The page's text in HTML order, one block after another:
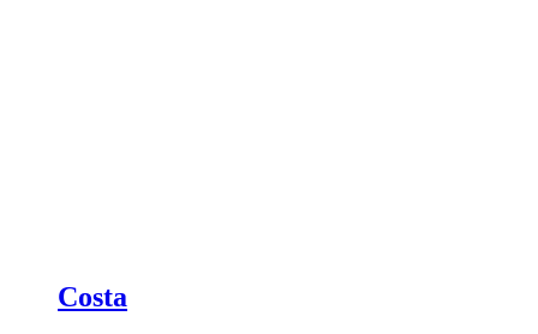
Costa